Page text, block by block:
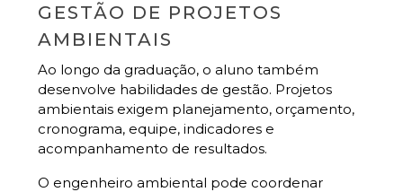
GESTÃO DE PROJETOS
AMBIENTAIS
Ao longo da graduação, o aluno também
desenvolve habilidades de gestão. Projetos
ambientais exigem planejamento, orçamento,
cronograma, equipe, indicadores e
acompanhamento de resultados.
O engenheiro ambiental pode coordenar